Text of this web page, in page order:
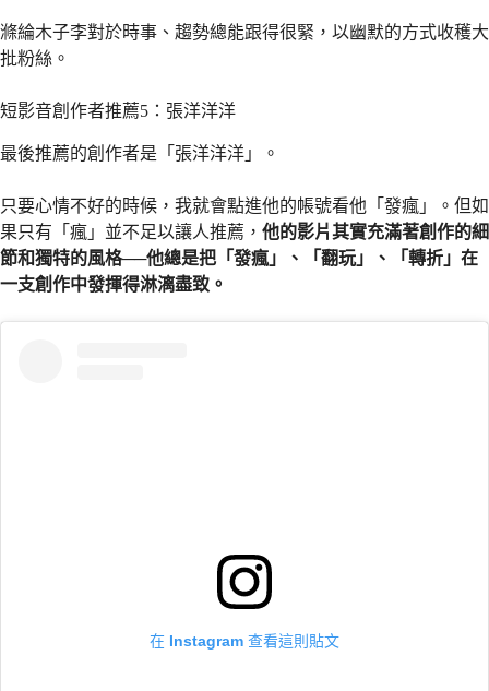
滌綸木子李對於時事、趨勢總能跟得很緊，以幽默的方式收穫大
批粉絲。
短影音創作者推薦5：張洋洋洋
最後推薦的創作者是「張洋洋洋」。
只要心情不好的時候，我就會點進他的帳號看他「發瘋」。但如
果只有「瘋」並不足以讓人推薦， 他的影片其實充滿著創作的細
節和獨特的風格──他總是把「發瘋」、「翻玩」、「轉折」在
一支創作中發揮得淋漓盡致。
在 Instagram 查看這則貼文